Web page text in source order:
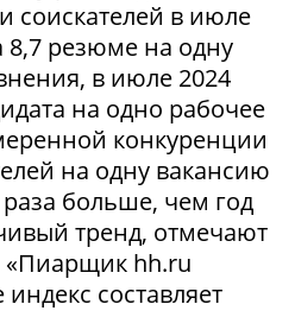
соискателей в июле
8,7 резюме на одну
в июле 2024
на одно рабочее
конкуренции
на одну вакансию
больше, чем год
тренд, отмечают
«Пиарщик hh.ru
составляет